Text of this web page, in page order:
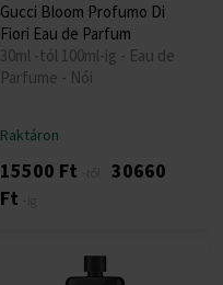
Gucci Bloom Profumo Di
Fiori Eau de Parfum
30ml -tól 100ml-ig - Eau de
Parfume - Női
Raktáron
15500 Ft
30660
Ft